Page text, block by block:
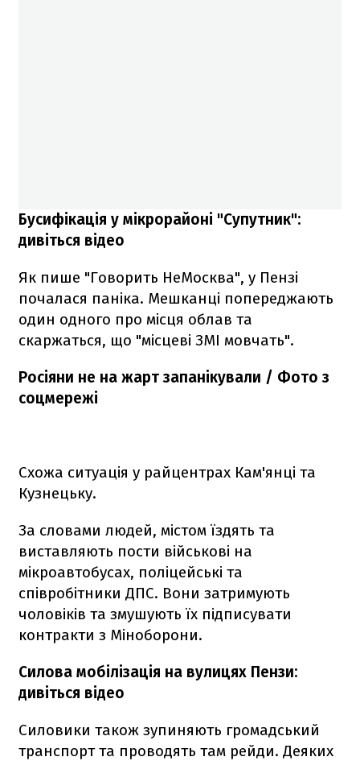
Бусифікація у мікрорайоні "Супутник":
дивіться відео
Як пише "Говорить НеМосква", у Пензі
почалася паніка. Мешканці попереджають
один одного про місця облав та
скаржаться, що "місцеві ЗМІ мовчать".
Росіяни не на жарт запанікували / Фото з
соцмережі
Схожа ситуація у райцентрах Кам'янці та
Кузнецьку.
За словами людей, містом їздять та
виставляють пости військові на
мікроавтобусах, поліцейські та
співробітники ДПС. Вони затримують
чоловіків та змушують їх підписувати
контракти з Міноборони.
Силова мобілізація на вулицях Пензи:
дивіться відео
Силовики також зупиняють громадський
транспорт та проводять там рейди. Деяких